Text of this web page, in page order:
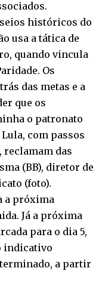
históricos do
usa a tática de
quando vincula
Os
das metas e a
que os
o patronato
com passos
reclamam das
(BB), diretor de
(foto).
a próxima
Já a próxima
para o dia 5,
indicativo
a partir